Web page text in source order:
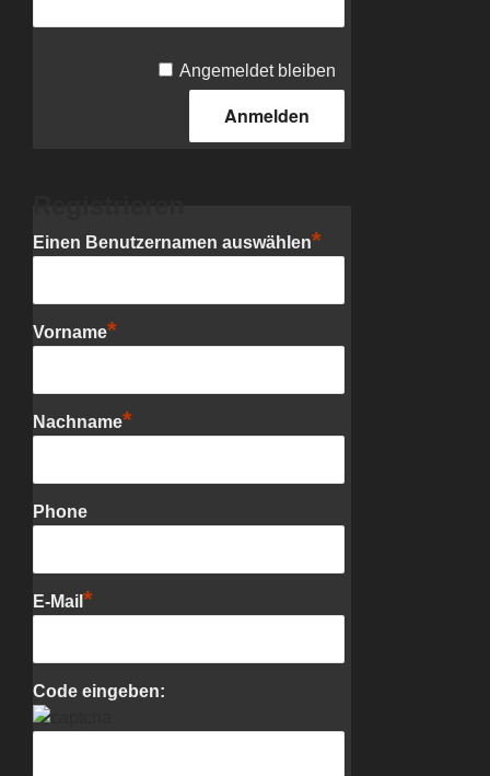
Angemeldet bleiben
Einen Benutzernamen auswählen*
Vorname*
Nachname*
Phone
E-Mail *
Code eingeben: